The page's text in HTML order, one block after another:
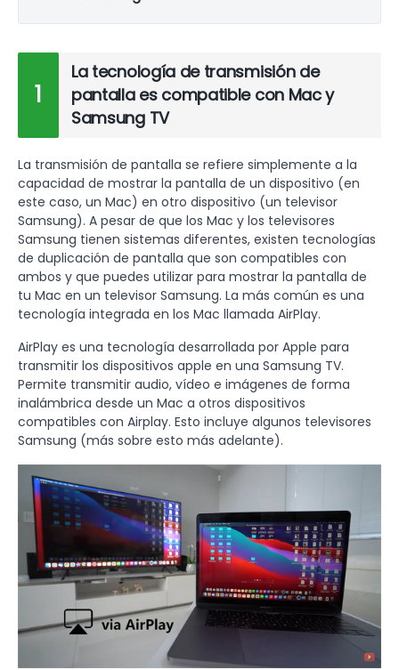
1
La tecnología de transmisión de
pantalla es compatible con Mac y
Samsung TV
La transmisión de pantalla se refiere simplemente a la
capacidad de mostrar la pantalla de un dispositivo (en
este caso, un Mac) en otro dispositivo (un televisor
Samsung). A pesar de que los Mac y los televisores
Samsung tienen sistemas diferentes, existen tecnologías
de duplicación de pantalla que son compatibles con
ambos y que puedes utilizar para mostrar la pantalla de
tu Mac en un televisor Samsung. La más común es una
tecnología integrada en los Mac llamada AirPlay.
AirPlay es una tecnología desarrollada por Apple para
transmitir los dispositivos apple en una Samsung TV.
Permite transmitir audio, vídeo e imágenes de forma
inalámbrica desde un Mac a otros dispositivos
compatibles con Airplay. Esto incluye algunos televisores
Samsung (más sobre esto más adelante).